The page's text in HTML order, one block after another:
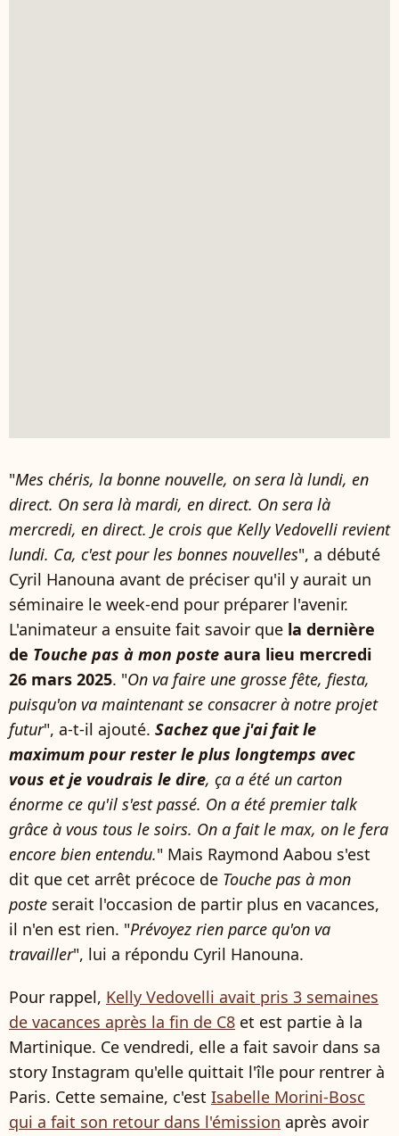
"Mes chéris, la bonne nouvelle, on sera là lundi, en
direct. On sera là mardi, en direct. On sera là
mercredi, en direct. Je crois que Kelly Vedovelli revient
lundi. Ca, c'est pour les bonnes nouvelles", a débuté
Cyril Hanouna avant de préciser qu'il y aurait un
séminaire le week-end pour préparer l'avenir.
L'animateur a ensuite fait savoir que la dernière
de Touche pas à mon poste aura lieu mercredi
26 mars 2025. "On va faire une grosse fête, fiesta,
puisqu'on va maintenant se consacrer à notre projet
futur", a-t-il ajouté. Sachez que j'ai fait le
maximum pour rester le plus longtemps avec
vous et je voudrais le dire, ça a été un carton
énorme ce qu'il s'est passé. On a été premier talk
grâce à vous tous le soirs. On a fait le max, on le fera
encore bien entendu." Mais Raymond Aabou s'est
dit que cet arrêt précoce de Touche pas à mon
poste serait l'occasion de partir plus en vacances,
il n'en est rien. "Prévoyez rien parce qu'on va
travailler", lui a répondu Cyril Hanouna.
Pour rappel, Kelly Vedovelli avait pris 3 semaines
de vacances après la fin de C8 et est partie à la
Martinique. Ce vendredi, elle a fait savoir dans sa
story Instagram qu'elle quittait l'île pour rentrer à
Paris. Cette semaine, c'est Isabelle Morini-Bosc
qui a fait son retour dans l'émission après avoir